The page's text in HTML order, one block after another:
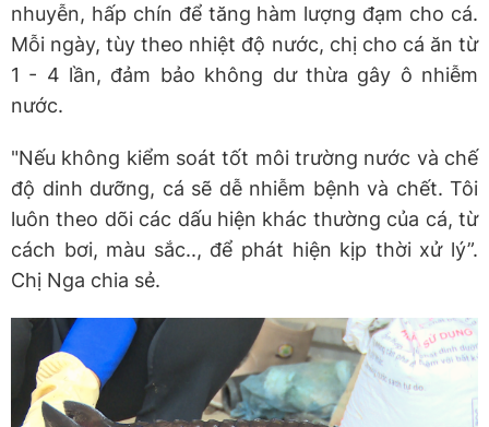
nhuyễn, hấp chín để tăng hàm lượng đạm cho cá.
Mỗi ngày, tùy theo nhiệt độ nước, chị cho cá ăn từ
1 - 4 lần, đảm bảo không dư thừa gây ô nhiễm
nước.
"Nếu không kiểm soát tốt môi trường nước và chế
độ dinh dưỡng, cá sẽ dễ nhiễm bệnh và chết. Tôi
luôn theo dõi các dấu hiện khác thường của cá, từ
cách bơi, màu sắc.., để phát hiện kịp thời xử lý”.
Chị Nga chia sẻ.